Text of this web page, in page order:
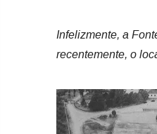
Infelizmente, a
recentemente, o